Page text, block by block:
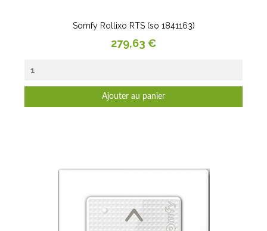
Somfy Rollixo RTS (so 1841163)
Prix
279,63 €
Ajouter au panier